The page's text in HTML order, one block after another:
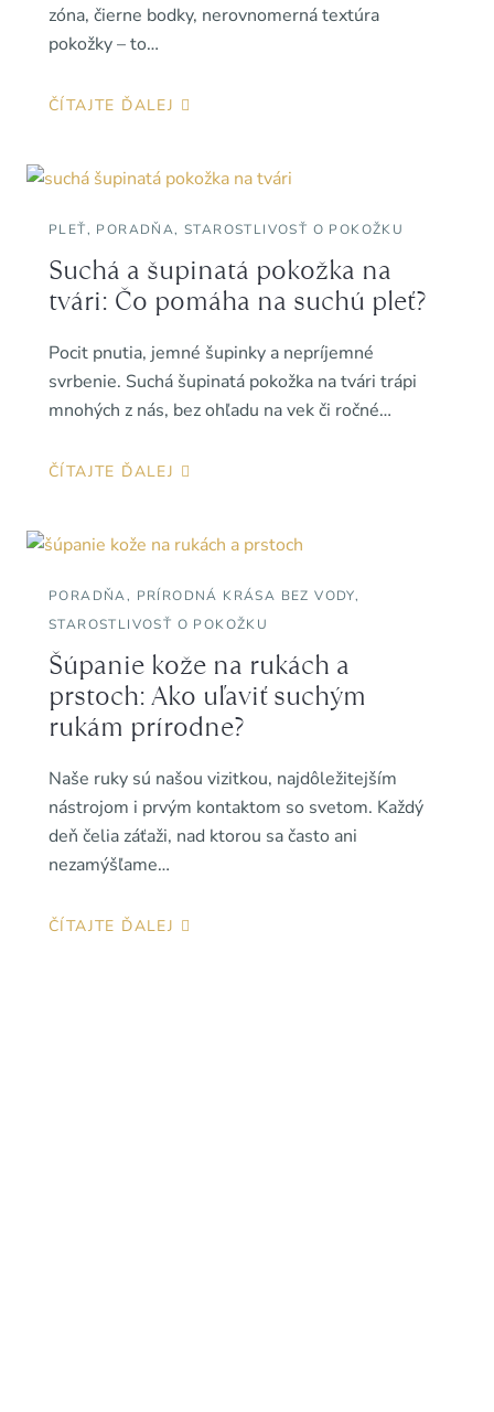
zóna, čierne bodky, nerovnomerná textúra
pokožky – to…
ČÍTAJTE ĎALEJ
PLEŤ, PORADŇA,STAROSTLIVOSŤ O POKOŽKU
Suchá a šupinatá pokožka na
tvári: Čo pomáha na suchú pleť?
Pocit pnutia, jemné šupinky a nepríjemné
svrbenie. Suchá šupinatá pokožka na tvári trápi
mnohých z nás, bez ohľadu na vek či ročné…
ČÍTAJTE ĎALEJ
PORADŇA, PRÍRODNÁ KRÁSA BEZ VODY,
STAROSTLIVOSŤ O POKOŽKU
Šúpanie kože na rukách a
prstoch: Ako uľaviť suchým
rukám prírodne?
Naše ruky sú našou vizitkou, najdôležitejším
nástrojom i prvým kontaktom so svetom. Každý
deň čelia záťaži, nad ktorou sa často ani
nezamýšľame…
ČÍTAJTE ĎALEJ